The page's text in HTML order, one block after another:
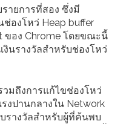
ายการที่สอง ซึ่งมี
ช่องโหว่ Heap buffer
ของ Chrome โดยขณะนี้
งินรางวัลสำหรับช่องโหว่
วมถึงการแก้ไขช่องโหว่
งปานกลางใน Network
รางวัลสำหรับผู้ที่ค้นพบ